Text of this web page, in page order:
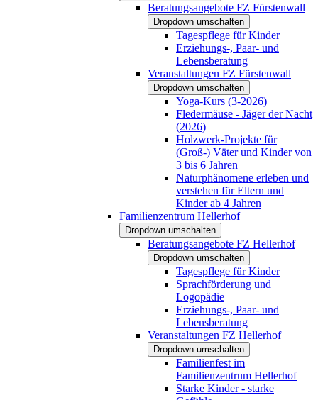
Beratungsangebote FZ Fürstenwall
Dropdown umschalten
Tagespflege für Kinder
Erziehungs-, Paar- und
Lebensberatung
Veranstaltungen FZ Fürstenwall
Dropdown umschalten
Yoga-Kurs (3-2026)
Fledermäuse - Jäger der Nacht
(2026)
Holzwerk-Projekte für
(Groß-) Väter und Kinder von
3 bis 6 Jahren
Naturphänomene erleben und
verstehen für Eltern und
Kinder ab 4 Jahren
Familienzentrum Hellerhof
Dropdown umschalten
Beratungsangebote FZ Hellerhof
Dropdown umschalten
Tagespflege für Kinder
Sprachförderung und
Logopädie
Erziehungs-, Paar- und
Lebensberatung
Veranstaltungen FZ Hellerhof
Dropdown umschalten
Familienfest im
Familienzentrum Hellerhof
Starke Kinder - starke